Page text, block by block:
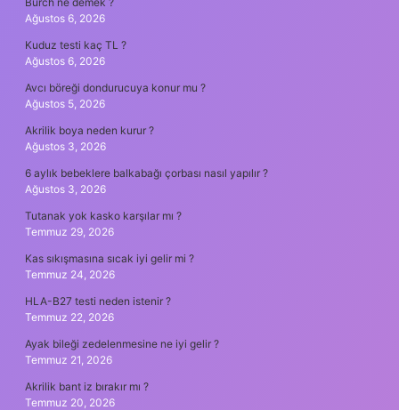
Ağustos 6, 2026
Kuduz testi kaç TL ?
Ağustos 6, 2026
Avcı böreği dondurucuya konur mu ?
Ağustos 5, 2026
Akrilik boya neden kurur ?
Ağustos 3, 2026
6 aylık bebeklere balkabağı çorbası nasıl yapılır ?
Ağustos 3, 2026
Tutanak yok kasko karşılar mı ?
Temmuz 29, 2026
Kas sıkışmasına sıcak iyi gelir mi ?
Temmuz 24, 2026
HLA-B27 testi neden istenir ?
Temmuz 22, 2026
Ayak bileği zedelenmesine ne iyi gelir ?
Temmuz 21, 2026
Akrilik bant iz bırakır mı ?
Temmuz 20, 2026